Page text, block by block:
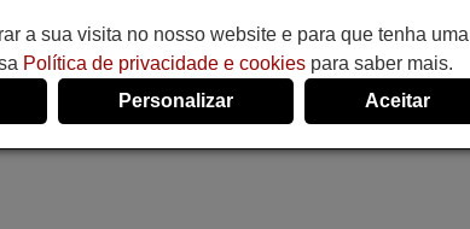
a sua visita no nosso website e para que tenha uma
Política de privacidade e cookies para saber mais.
Personalizar Aceitar